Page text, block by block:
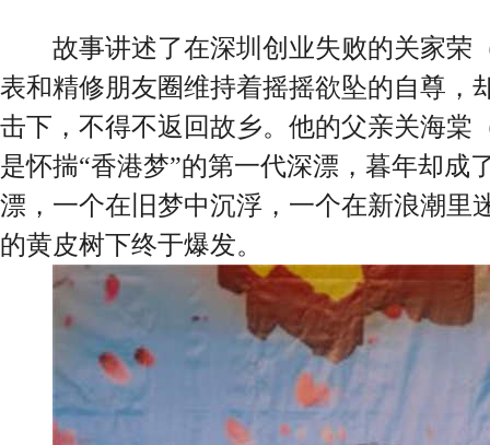
故事讲述了在深圳创业失败的关家荣
表和精修朋友圈维持着摇摇欲坠的自尊，
击下，不得不返回故乡。他的父亲关海棠
是怀揣“香港梦”的第一代深漂，暮年却成
漂，一个在旧梦中沉浮，一个在新浪潮里
的黄皮树下终于爆发。